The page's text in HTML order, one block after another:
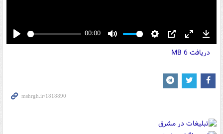
Play
00:00
Mute Settings
PIP Enter
fullscreen
دریافت6 MB